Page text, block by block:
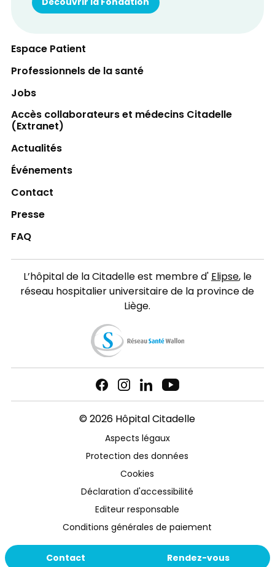
Contact Rendez-vous
Espace Patient
Professionnels de la santé
Jobs
Accès collaborateurs et médecins Citadelle
(Extranet)
Actualités
Événements
Contact
Presse
FAQ
L’hôpital de la Citadelle est membre d'Elipse, le
réseau hospitalier universitaire de la province de
Liège.
© 2026 Hôpital Citadelle
Aspects légaux
Protection des données
Cookies
Déclaration d'accessibilité
Editeur responsable
Conditions générales de paiement